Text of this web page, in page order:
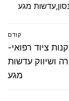
,עדשות מגע
קודם
ציוד רפואי-
ושיווק עדשות
מגע